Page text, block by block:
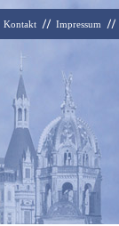
Kontakt Impressum